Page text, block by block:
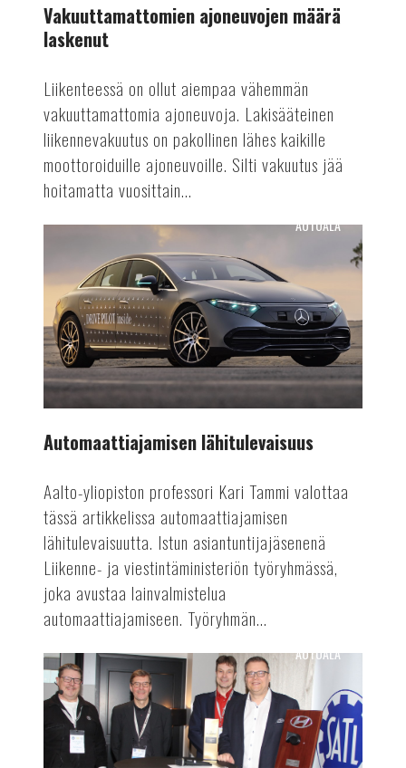
Vakuuttamattomien ajoneuvojen määrä
laskenut
Liikenteessä on ollut aiempaa vähemmän
vakuuttamattomia ajoneuvoja. Lakisääteinen
liikennevakuutus on pakollinen lähes kaikille
moottoroiduille ajoneuvoille. Silti vakuutus jää
hoitamatta vuosittain...
Automaattiajamisen
lähitulevaisuus
AUTOALA
Automaattiajamisen lähitulevaisuus
Aalto-yliopiston professori Kari Tammi valottaa
tässä artikkelissa automaattiajamisen
lähitulevaisuutta. Istun asiantuntijajäsenenä
Liikenne- ja viestintäministeriön työryhmässä,
joka avustaa lainvalmistelua
automaattiajamiseen. Työryhmän...
Autotekniikan
osaajat
koolla
Lahdessa
AUTOALA